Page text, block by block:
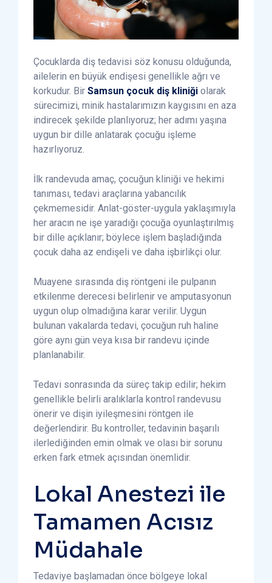
Çocuklarda diş tedavisi söz konusu olduğunda,
ailelerin en büyük endişesi genellikle ağrı ve
korkudur. Bir Samsun çocuk diş kliniği olarak
sürecimizi, minik hastalarımızın kaygısını en aza
indirecek şekilde planlıyoruz; her adımı yaşına
uygun bir dille anlatarak çocuğu işleme
hazırlıyoruz.
İlk randevuda amaç, çocuğun kliniği ve hekimi
tanıması, tedavi araçlarına yabancılık
çekmemesidir. Anlat-göster-uygula yaklaşımıyla
her aracın ne işe yaradığı çocuğa oyunlaştırılmış
bir dille açıklanır; böylece işlem başladığında
çocuk daha az endişeli ve daha işbirlikçi olur.
Muayene sırasında diş röntgeni ile pulpanın
etkilenme derecesi belirlenir ve amputasyonun
uygun olup olmadığına karar verilir. Uygun
bulunan vakalarda tedavi, çocuğun ruh haline
göre aynı gün veya kısa bir randevu içinde
planlanabilir.
Tedavi sonrasında da süreç takip edilir; hekim
genellikle belirli aralıklarla kontrol randevusu
önerir ve dişin iyileşmesini röntgen ile
değerlendirir. Bu kontroller, tedavinin başarılı
ilerlediğinden emin olmak ve olası bir sorunu
erken fark etmek açısından önemlidir.
Lokal Anestezi ile
Tamamen Acısız
Müdahale
Tedaviye başlamadan önce bölgeye lokal